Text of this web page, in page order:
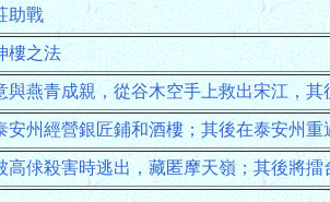
助戰
樓之法
燕青成親，從谷木空手上救出宋江，
州經營銀匠鋪和酒樓；其後在泰安州
俅殺害時逃出，藏匿摩天嶺；其後將